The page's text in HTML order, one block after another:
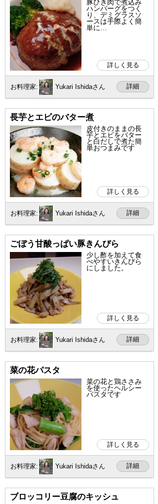
豚ひき肉で煮込み
ハンバーグをつく
り、デミグラスソ
ースは手際よく簡
単に…
詳しく見る
お料理家: Yukari Ishidaさん 詳細
長芋とエビのバター煮
皮付きのままの長
芋とエビをバター
と白だしで煮た簡
単おつまみです
詳しく見る
お料理家: Yukari Ishidaさん 詳細
ごぼう甘酸っぱい豚きんぴら
少し酢を加えて食
べやすいきんぴら
にしました。
詳しく見る
お料理家: Yukari Ishidaさん 詳細
菜の花パスタ
菜の花と鶏ささみ
を使ったヘルシー
パスタです
詳しく見る
お料理家: Yukari Ishidaさん 詳細
ブロッコリー豆腐のキッシュ